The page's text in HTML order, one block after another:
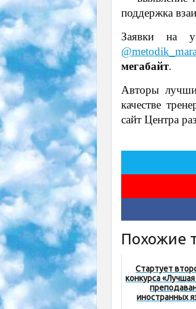
поддержка
Заявки на
мегабайт.
Авторы
качестве
сайт Центра
Похожие
Стартует
конкурса
иностранных